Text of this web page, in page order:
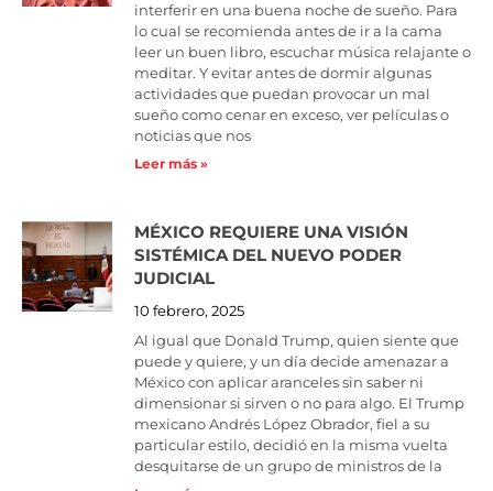
interferir en una buena noche de sueño. Para
lo cual se recomienda antes de ir a la cama
leer un buen libro, escuchar música relajante o
meditar. Y evitar antes de dormir algunas
actividades que puedan provocar un mal
sueño como cenar en exceso, ver películas o
noticias que nos
Leer más »
MÉXICO REQUIERE UNA VISIÓN
SISTÉMICA DEL NUEVO PODER
JUDICIAL
10 febrero, 2025
Al igual que Donald Trump, quien siente que
puede y quiere, y un día decide amenazar a
México con aplicar aranceles sin saber ni
dimensionar si sirven o no para algo. El Trump
mexicano Andrés López Obrador, fiel a su
particular estilo, decidió en la misma vuelta
desquitarse de un grupo de ministros de la